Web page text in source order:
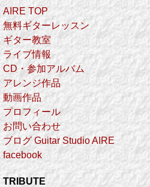
AIRE TOP
無料ギターレッスン
ギター教室
ライブ情報
CD・参加アルバム
アレンジ作品
動画作品
プロフィール
お問い合わせ
ブログ Guitar Studio AIRE
facebook
TRIBUTE